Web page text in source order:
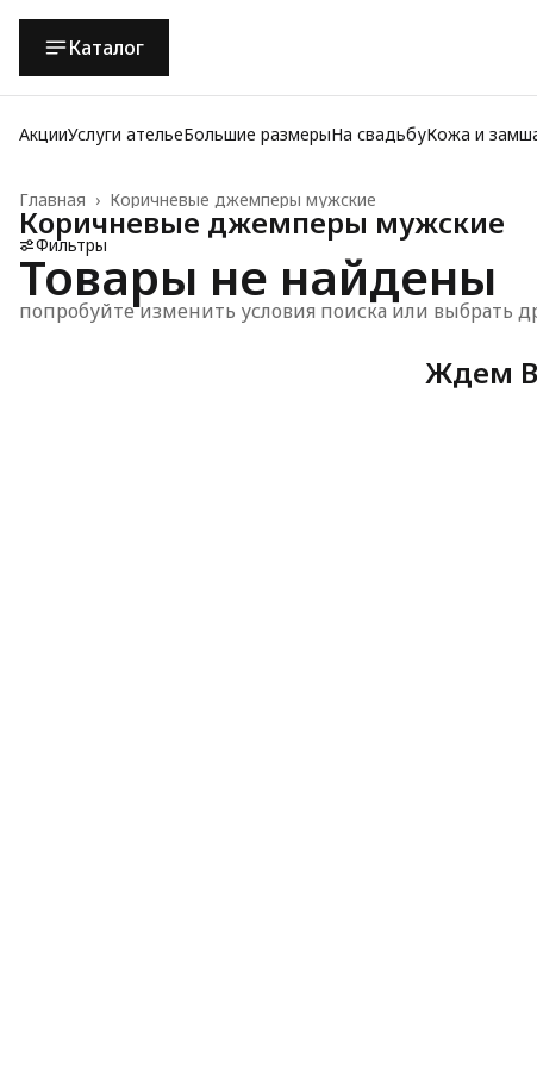
Каталог
АкцииУслуги ательеБольшие размерыНа свадьбуКожа и
Коричневые джемперы мужские
Главная ›
Коричневые джемперы мужские
Фильтры
Товары не найдены
попробуйте изменить условия поиска или выбрать
Ждем